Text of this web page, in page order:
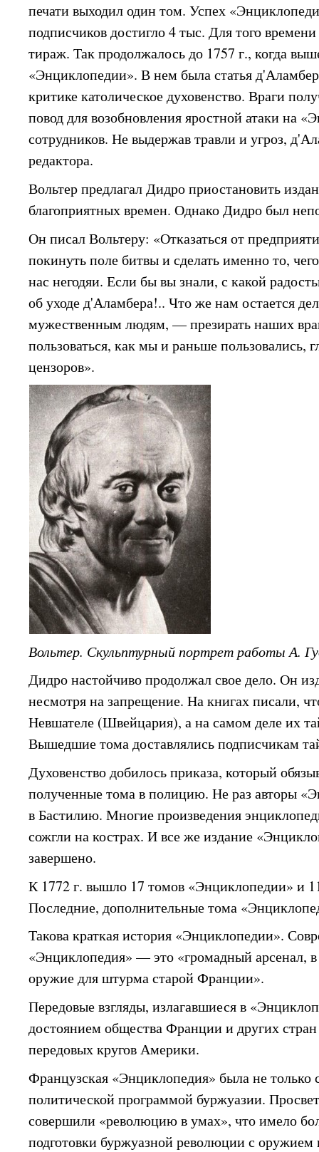
печати выходил один том. Успех
подписчиков достигло 4 тыс. Для того
тираж. Так продолжалось до 1757 г., когда
«Энциклопедии». В нем была статья
критике католическое духовенство. Враги
повод для возобновления яростной атаки на
сотрудников. Не выдержав травли и угроз,
редактора.
Вольтер предлагал Дидро приостановить
благоприятных времен. Однако Дидро был
Он писал Вольтеру: «Отказаться от
покинуть поле битвы и сделать именно то,
нас негодяи. Если бы вы знали, с какой
об уходе д'Аламбера!.. Что же нам остается
мужественным людям, — презирать наших
пользоваться, как мы и раньше пользовались,
цензоров».
Вольтер. Скульптурный портрет работы А.
Дидро настойчиво продолжал свое дело. Он
несмотря на запрещение. На книгах писали,
Невшателе (Швейцария), а на самом деле их
Вышедшие тома доставлялись подписчикам
Духовенство добилось приказа, который
полученные тома в полицию. Не раз авторы
в Бастилию. Многие произведения
сожгли на кострах. И все же издание
завершено.
К 1772 г. вышло 17 томов «Энциклопедии» и
Последние, дополнительные тома
Такова краткая история «Энциклопедии».
«Энциклопедия» — это «громадный арсенал, в
оружие для штурма старой Франции».
Передовые взгляды, излагавшиеся в
достоянием общества Франции и других
передовых кругов Америки.
Французская «Энциклопедия» была не только
политической программой буржуазии.
совершили «революцию в умах», что имело
подготовки буржуазной революции с оружием